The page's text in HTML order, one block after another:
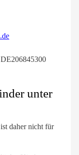
daher nicht für